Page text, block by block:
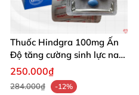
Thuốc Hindgra 100mg Ấn
Độ tăng cường sinh lực nam
chống xuất tinh sớm
250.000₫
284.000₫ -12%